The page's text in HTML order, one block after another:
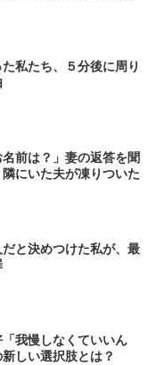
私たち、５分後に周り
前は？」妻の返答を聞
にいた夫が凍りついた
と決めつけた私が、最
我慢しなくていいん
しい選択肢とは？